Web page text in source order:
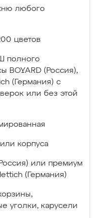
любого
цветов
полного
BOYARD (Россия),
(Германия) с
или без этой
корпуса
или премиум
(Германия)
уголки, карусели